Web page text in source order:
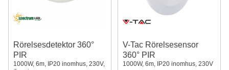
Rörelsesdetektor 360°
PIR
1000W, 6m, IP20 inomhus, 230V,
V-Tac Rörelsesensor
360° PIR
1000W, 6m, IP20 inomhus, 230V